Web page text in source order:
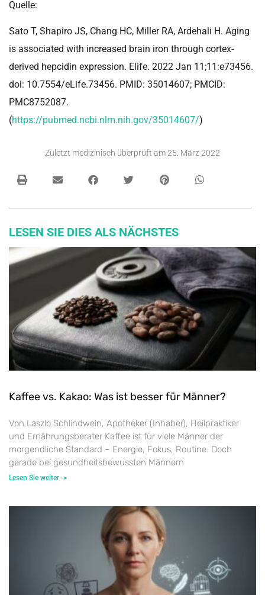
Quelle:
Sato T, Shapiro JS, Chang HC, Miller RA, Ardehali H. Aging
is associated with increased brain iron through cortex-
derived hepcidin expression. Elife. 2022 Jan 11;11:e73456.
doi: 10.7554/eLife.73456. PMID: 35014607; PMCID:
PMC8752087.
(https://pubmed.ncbi.nlm.nih.gov/35014607/)
Zuletzt medizinisch überprüft am25. März 2022
LESEN SIE DIES ALS NÄCHSTES
Kaffee vs. Kakao: Was ist besser für Männer?
Von Laszlo Schlindwein, Apotheker (Inhaber), Heilpraktiker
und Ernährungsberater Kaffee ist für viele Männer der
morgendliche Standard – Energie, Fokus, Routine. Doch
gerade bei gesundheitsbewussten Männern
Lesen Sie weiter ->